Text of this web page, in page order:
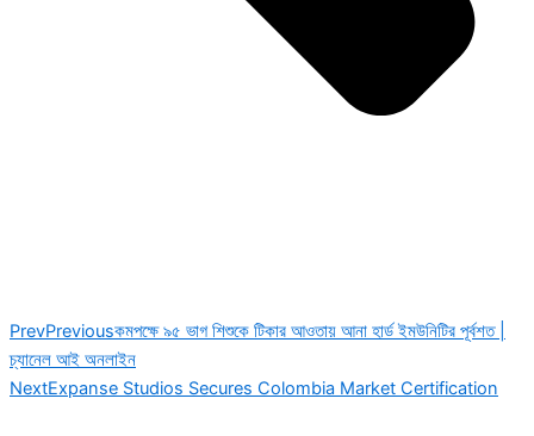
PrevPreviousকমপক্ষে ৯৫ ভাগ শিশুকে টিকার আওতায় আনা হার্ড ইমউনিটির পূর্বশত |
চ্যানেল আই অনলাইন
NextExpanse Studios Secures Colombia Market Certification